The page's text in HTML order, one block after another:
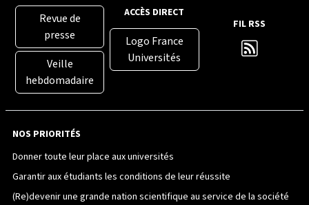
Revue de
presse
Veille
hebdomadaire
ACCÈS DIRECT
Logo France
Universités
FIL RSS
NOS PRIORITÉS
Donner toute leur place aux universités
Garantir aux étudiants les conditions de leur réussite
(Re)devenir une grande nation scientifique au service de la société